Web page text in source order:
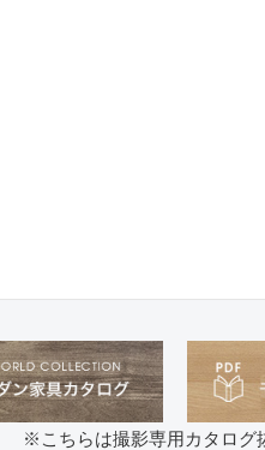
※こちらは撮影専用カタログ